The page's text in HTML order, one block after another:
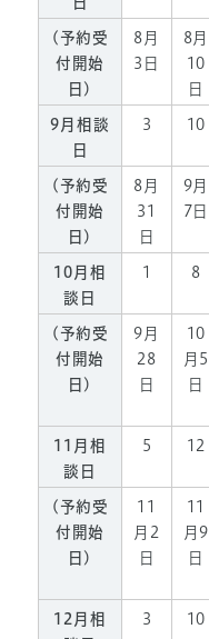
(予約受
付開始
日)
8月
3日
8月
10
日
9月相談
日
3 10
(予約受
付開始
日)
8月
31
日
9月
7日
10月相
談日
1 8
(予約受
付開始
日)
9月
28
日
10
月5
日
11月相
談日
5 12
(予約受
付開始
日)
11
月2
日
11
月9
日
12月相
3 10